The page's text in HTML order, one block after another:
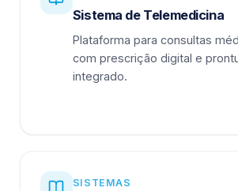
Sistema de Telemedicina
Plataforma para consultas
com prescrição digital e
integrado.
SISTEMAS